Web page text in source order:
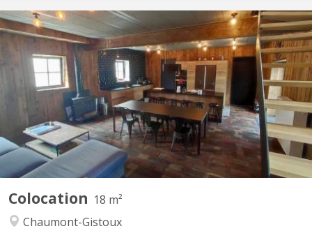
Colocation 18 m²
Chaumont-Gistoux
KV 1961
A 10 minutes de LLN, 5 minutes du Domaine du Blé, 10 minutes
de Wavre : Magnifique maison en colocation comprenant 4
chambres, de grands espaces communs dont un salon de jeux,
une buanderie, une cuisine super équipée, un jardin et une très
grande terrasse dans un environnement verdoyant....